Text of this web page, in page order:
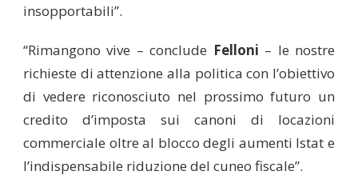
insopportabili”.
“Rimangono vive – conclude Felloni – le nostre
richieste di attenzione alla politica con l’obiettivo
di vedere riconosciuto nel prossimo futuro un
credito d’imposta sui canoni di locazioni
commerciale oltre al blocco degli aumenti Istat e
l’indispensabile riduzione del cuneo fiscale”.